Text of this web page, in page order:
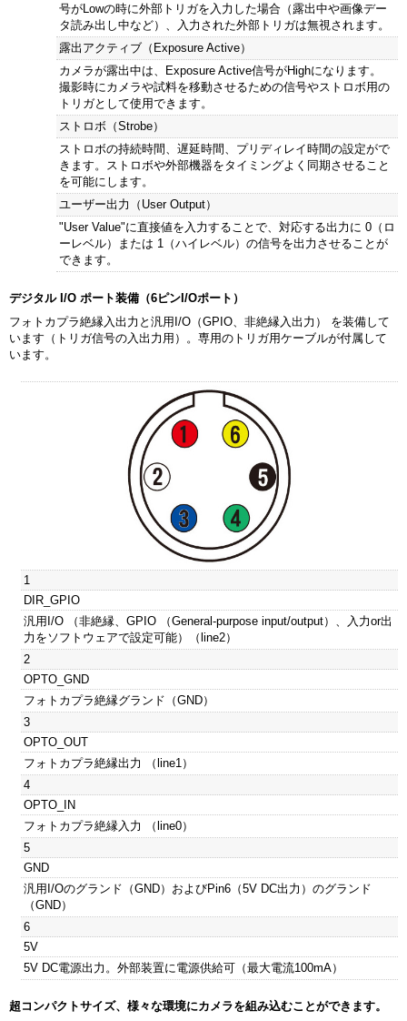
号がLowの時に外部トリガを入力した場合（露出中や画像デー
タ読み出し中など）、入力された外部トリガは無視されます。
露出アクティブ（Exposure Active）
カメラが露出中は、Exposure Active信号がHighになります。
撮影時にカメラや試料を移動させるための信号やストロボ用の
トリガとして使用できます。
ストロボ（Strobe）
ストロボの持続時間、遅延時間、プリディレイ時間の設定がで
きます。ストロボや外部機器をタイミングよく同期させること
を可能にします。
ユーザー出力（User Output）
"User Value"に直接値を入力することで、対応する出力に 0（ロ
ーレベル）または 1（ハイレベル）の信号を出力させることが
できます。
デジタル I/O ポート装備（6ピンI/Oポート）
フォトカプラ絶縁入出力と汎用I/O（GPIO、非絶縁入出力） を装備して
います（トリガ信号の入出力用）。専用のトリガ用ケーブルが付属して
います。
1
DIR_GPIO
汎用I/O （非絶縁、GPIO （General-purpose input/output）、入力or出
力をソフトウェアで設定可能）（line2）
2
OPTO_GND
フォトカプラ絶縁グランド（GND）
3
OPTO_OUT
フォトカプラ絶縁出力 （line1）
4
OPTO_IN
フォトカプラ絶縁入力 （line0）
5
GND
汎用I/Oのグランド（GND）およびPin6（5V DC出力）のグランド
（GND）
6
5V
5V DC電源出力。外部装置に電源供給可（最大電流100mA）
超コンパクトサイズ、様々な環境にカメラを組み込むことができます。